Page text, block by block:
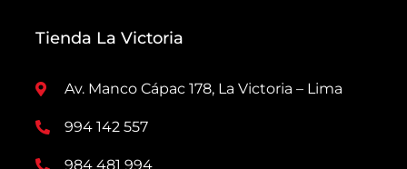
Tienda La Victoria
Av. Manco Cápac 178, La Victoria – Lima
994 142 557
984 481 994